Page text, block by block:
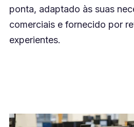
ponta, adaptado às suas
comerciais e fornecido por
experientes.